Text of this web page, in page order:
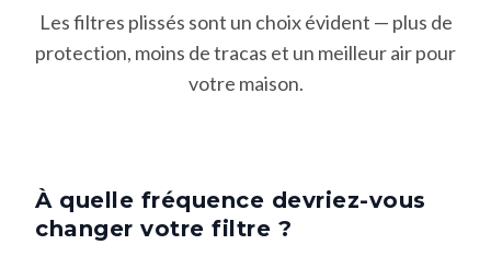
Les filtres plissés sont un choix évident — plus de
protection, moins de tracas et un meilleur air pour
votre maison.
À quelle fréquence devriez-vous
changer votre filtre ?